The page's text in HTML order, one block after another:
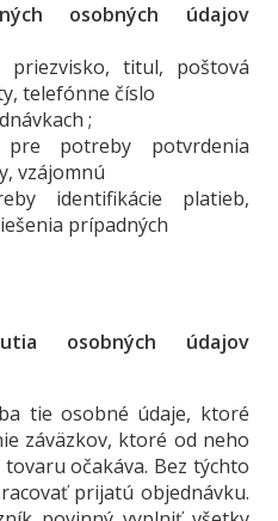
osobných údajov
priezvisko, titul, poštová
telefónne číslo
;
potreby potvrdenia
vzájomnú
identifikácie platieb,
prípadných
osobných údajov
tie osobné údaje, ktoré
záväzkov, ktoré od neho
očakáva. Bez týchto
prijatú objednávku.